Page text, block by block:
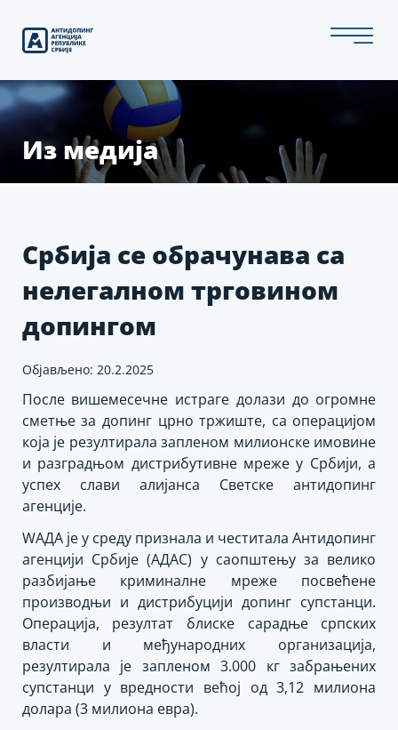
Из медија
Србија се обрачунава са
нелегалном трговином
допингом
Објављено: 20.2.2025
После вишемесечне истраге долази до огромне
сметње за допинг црно тржиште, са операцијом
која је резултирала запленом милионске имовине
и разградњом дистрибутивне мреже у Србији, а
успех слави алијанса Светске антидопинг
агенције.
WАДА је у среду признала и честитала Антидопинг
агенцији Србије (АДАС) у саопштењу за велико
разбијање криминалне мреже посвећене
производњи и дистрибуцији допинг супстанци.
Операција, резултат блиске сарадње српских
власти и међународних организација,
резултирала је запленом 3.000 кг забрањених
супстанци у вредности већој од 3,12 милиона
долара (3 милиона евра).